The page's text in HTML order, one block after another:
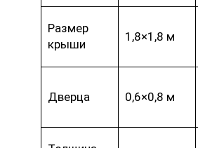
Размер
крыши
1,8×1,8 м
Дверца 0,6×0,8 м